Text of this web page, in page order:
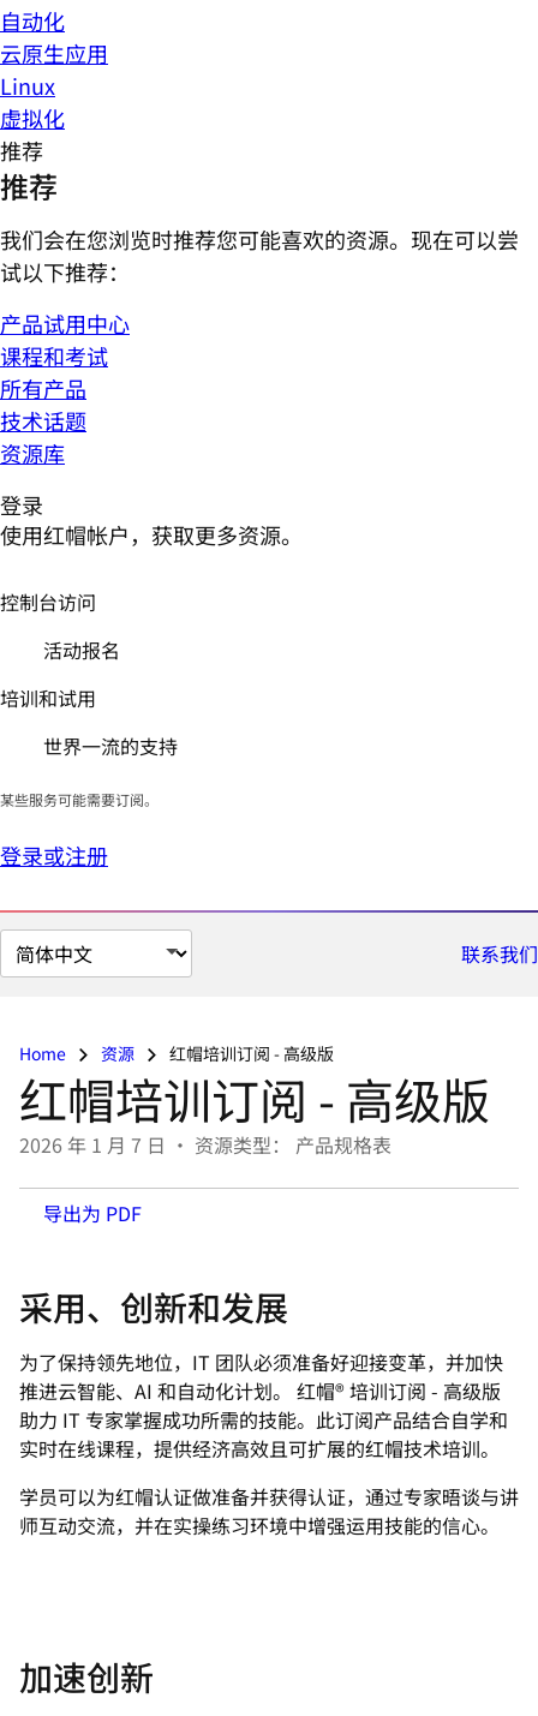
自动化
云原生应用
Linux
虚拟化
推荐
推荐
我们会在您浏览时推荐您可能喜欢的资源。现在可以尝
试以下推荐：
产品试用中心
课程和考试
所有产品
技术话题
资源库
登录
使用红帽帐户，获取更多资源。
控制台访问
活动报名
培训和试用
世界一流的支持
某些服务可能需要订阅。
登录或注册
切
换
面
言
联系我们
Home 资源 红帽培训订阅 - 高级版
红帽培训订阅 - 高级版
2026 年 1 月 7 日 • 资源类型： 产品规格表
导出为 PDF
采用、创新和发展
为了保持领先地位，IT 团队必须准备好迎接变革，并加快
推进云智能、AI 和自动化计划。 红帽® 培训订阅 - 高级版
助力 IT 专家掌握成功所需的技能。此订阅产品结合自学和
实时在线课程，提供经济高效且可扩展的红帽技术培训。
学员可以为红帽认证做准备并获得认证，通过专家晤谈与讲
师互动交流，并在实操练习环境中增强运用技能的信心。
加速创新